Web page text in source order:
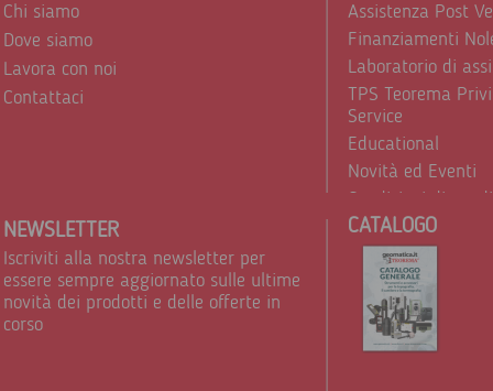
Chi siamo
Dove siamo
Lavora con noi
Contattaci
Assistenza Post
Finanziamenti
Laboratorio di
TPS Teorema
Service
Educational
Novità ed Eventi
Condizioni di
Trattamento dei
NEWSLETTER
Iscriviti alla nostra newsletter per
essere sempre aggiornato sulle ultime
novità dei prodotti e delle offerte in
corso
CATALOGO